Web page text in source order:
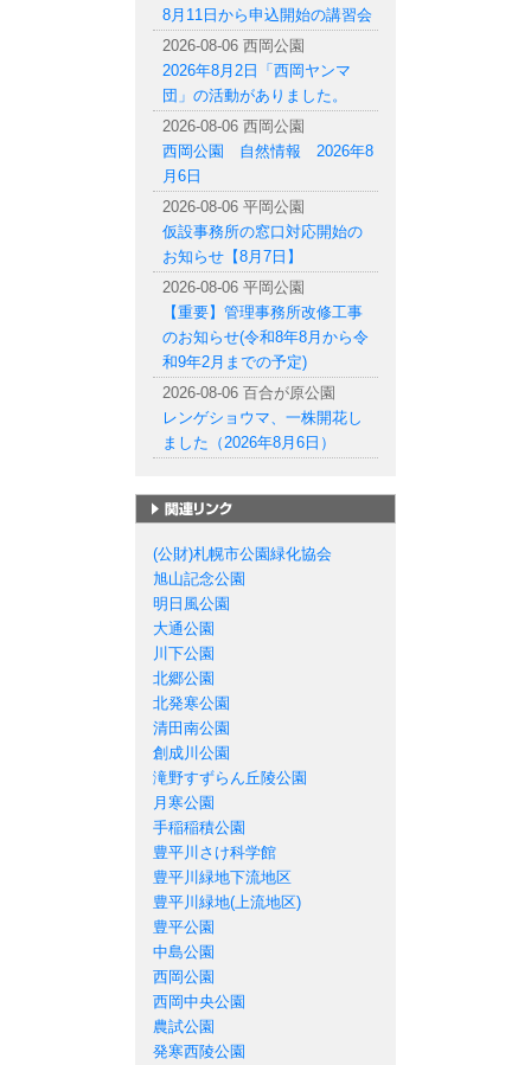
8月11日から申込開始の講習会
2026-08-06 西岡公園
2026年8月2日「西岡ヤンマ
団」の活動がありました。
2026-08-06 西岡公園
西岡公園 自然情報 2026年8
月6日
2026-08-06 平岡公園
仮設事務所の窓口対応開始の
お知らせ【8月7日】
2026-08-06 平岡公園
【重要】管理事務所改修工事
のお知らせ(令和8年8月から令
和9年2月までの予定)
2026-08-06 百合が原公園
レンゲショウマ、一株開花し
ました（2026年8月6日）
(公財)札幌市公園緑化協会
旭山記念公園
明日風公園
大通公園
川下公園
北郷公園
北発寒公園
清田南公園
創成川公園
滝野すずらん丘陵公園
月寒公園
手稲稲積公園
豊平川さけ科学館
豊平川緑地下流地区
豊平川緑地(上流地区)
豊平公園
中島公園
西岡公園
西岡中央公園
農試公園
発寒西陵公園